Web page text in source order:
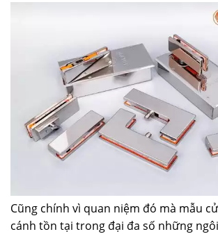
Cũng chính vì quan niệm đó mà mẫu
cánh tồn tại trong đại đa số những